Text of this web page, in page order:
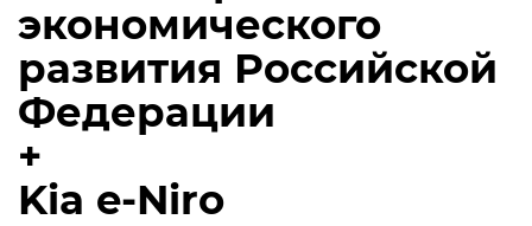
экономического
развития Российской
Федерации
+
Kia e-Niro